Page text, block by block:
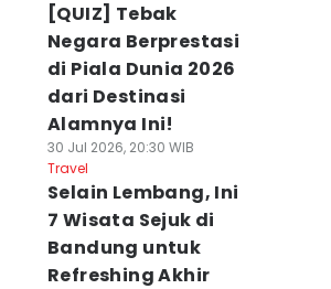
[QUIZ] Tebak
Negara Berprestasi
di Piala Dunia 2026
dari Destinasi
Alamnya Ini!
30 Jul 2026, 20:30 WIB
Travel
Selain Lembang, Ini
7 Wisata Sejuk di
Bandung untuk
Refreshing Akhir